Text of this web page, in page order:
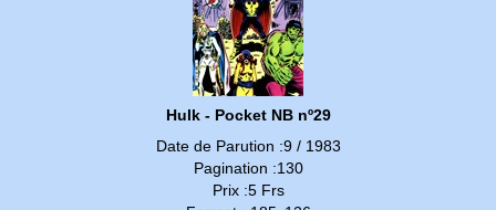
Hulk - Pocket NB nº29
Date de Parution :9 / 1983
Pagination :130
Prix :5 Frs